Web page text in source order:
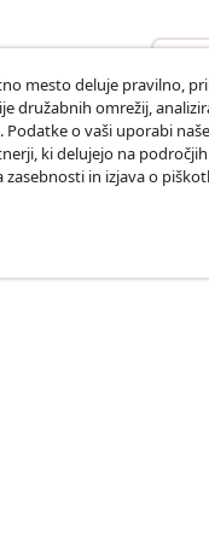
Poslovanje
mesto deluje pravilno,
družabnih omrežij,
o vaši uporabi
ki delujejo na
zasebnosti in izjava o